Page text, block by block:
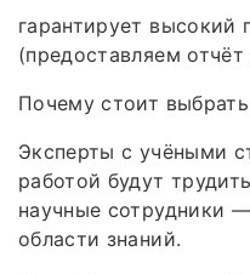
гарантирует высокий
(предоставляем
Почему стоит
Эксперты с учёными
работой будут
научные сотрудники
области знаний.